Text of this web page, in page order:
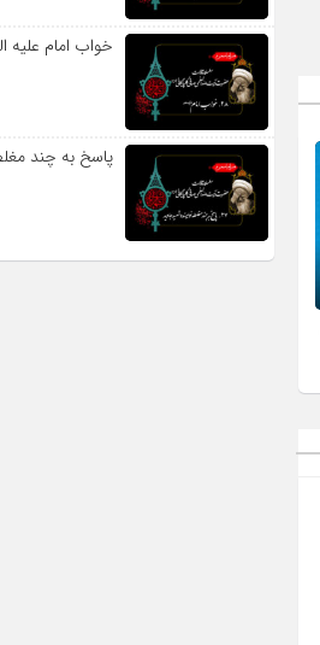
خواب امام علیه
پاسخ به چند